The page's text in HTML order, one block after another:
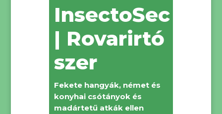
InsectoSec
| Rovarirtó
szer
Fekete hangyák, német és
konyhai csótányok és
madártetű atkák ellen